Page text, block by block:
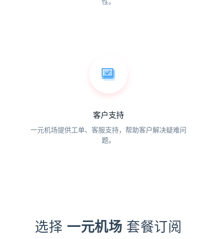
客户支持
一元机场提供工单、客服支持，帮助客户解决疑难问
题。
选择 一元机场 套餐订阅